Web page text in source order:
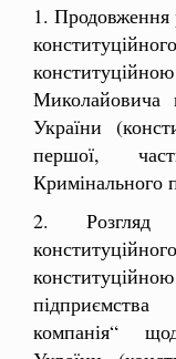
1. Продовження
Миколайовича
України
першої,
Кримінального
2. Розгляд
компанія“